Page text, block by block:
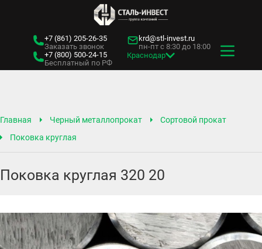
+7 (861) 205-26-35
Заказать звонок
+7 (800) 500-24-15
Бесплатный по РФ
krd@stl-invest.ru
пн-пт с 8:30 до 18:00
Краснодар
Главная Черный металлопрокат
Сортовой прокат
Поковка круглая
Поковка круглая 320 20